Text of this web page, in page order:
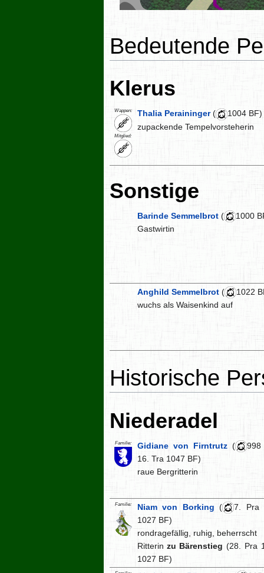
Bedeutende
Klerus
Wappen:
Mitglied:
Thalia Peraininger(
1004 BF)
zupackende Tempelvorsteherin
Sonstige
Barinde Semmelbrot (
1000
Gastwirtin
Anghild Semmelbrot (
1022
wuchs als Waisenkind auf
Historische
Niederadel
Familie: Gidiane von Firntrutz (
998
16. Tra 1047 BF)
raue Bergritterin
Familie: Niam von Borking (
7. Pra
1027 BF)
rondragefällig, ruhig, beherrscht
Ritterin zu Bärenstieg (28. Pra
1027 BF)